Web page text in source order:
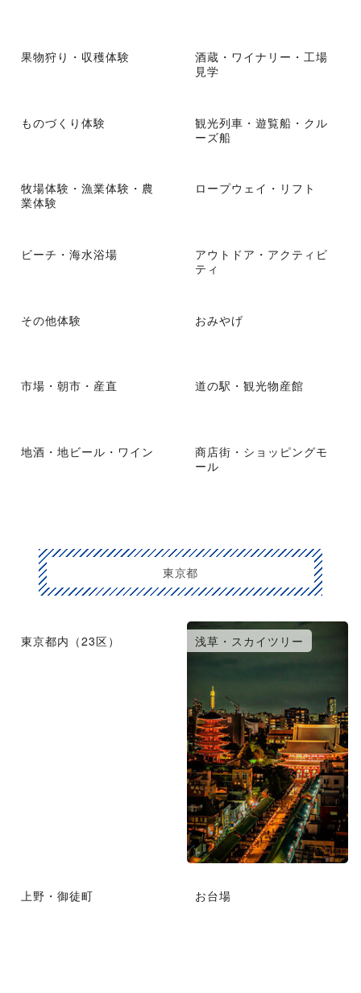
果物狩り・収穫体験
酒蔵・ワイナリー・工場
見学
ものづくり体験
観光列車・遊覧船・クル
ーズ船
牧場体験・漁業体験・農
業体験
ロープウェイ・リフト
ビーチ・海水浴場
アウトドア・アクティビ
ティ
その他体験 おみやげ
市場・朝市・産直 道の駅・観光物産館
地酒・地ビール・ワイン
商店街・ショッピングモ
ール
東京都
東京都内（23区） 浅草・スカイツリー
上野・御徒町 お台場